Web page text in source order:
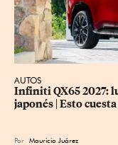
AUTOS
Infiniti QX65 2027:
japonés | Esto
Por Mauricio Juárez